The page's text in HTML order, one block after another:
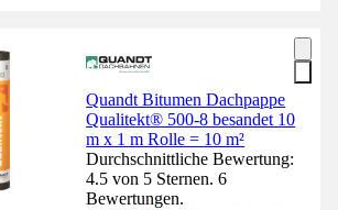
Quandt Bitumen Dachpappe
Qualitekt® 500-8 besandet 10
m x 1 m Rolle = 10 m²
Durchschnittliche Bewertung:
4.5 von 5 Sternen. 6
Bewertungen.